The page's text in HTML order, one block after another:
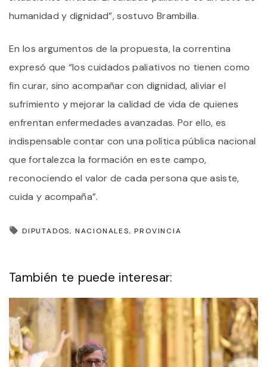
humanidad y dignidad”, sostuvo Brambilla.
En los argumentos de la propuesta, la correntina
expresó que “los cuidados paliativos no tienen como
fin curar, sino acompañar con dignidad, aliviar el
sufrimiento y mejorar la calidad de vida de quienes
enfrentan enfermedades avanzadas. Por ello, es
indispensable contar con una política pública nacional
que fortalezca la formación en este campo,
reconociendo el valor de cada persona que asiste,
cuida y acompaña”.
DIPUTADOS NACIONALES PROVINCIA
También te puede interesar: